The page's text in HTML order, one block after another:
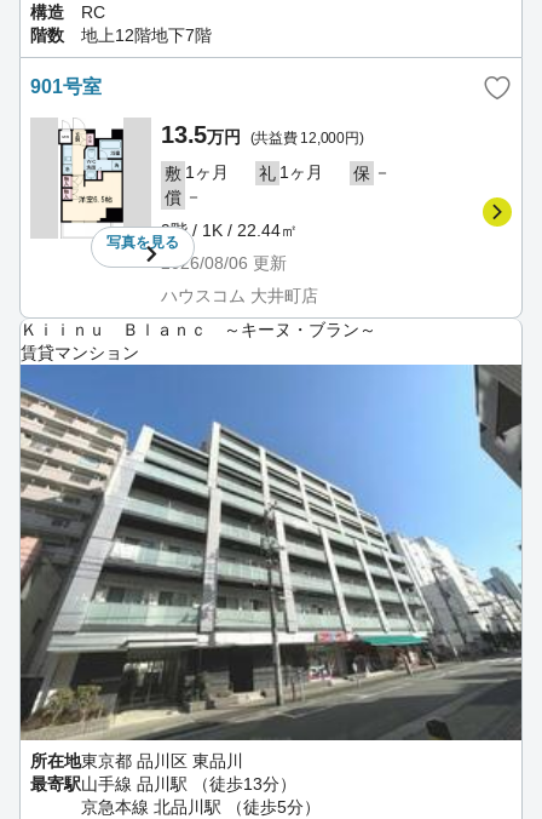
構造
RC
階数
地上12階地下7階
901号室
写真を見る
13.5万円 (共益費 12,000円)
敷 1ヶ月 礼 1ヶ月 保 －
償 －
9階 / 1K / 22.44㎡
2026/08/06 更新
ハウスコム 大井町店
Ｋｉｉｎｕ Ｂｌａｎｃ ～キーヌ・ブラン～
賃貸マンション
所在地東京都 品川区 東品川
最寄駅山手線 品川駅 （徒歩13分）
京急本線 北品川駅 （徒歩5分）